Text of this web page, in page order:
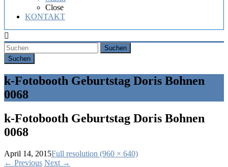
Close
KONTAKT
Suchen
k-Fotobooth Geburtstag Doris Bohnen
0068
k-Fotobooth Geburtstag Doris Bohnen
0068
April 14, 2015Full resolution (960 × 640)
← Previous Next →